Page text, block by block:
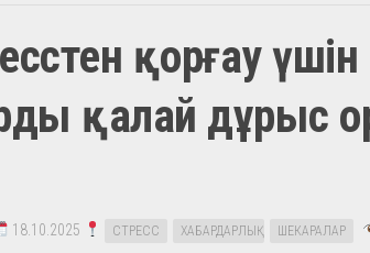
қорғау үшін
қалай дұрыс
18.10.2025 СТРЕСС ХАБАРДАРЛЫҚ ШЕКАРАЛАР